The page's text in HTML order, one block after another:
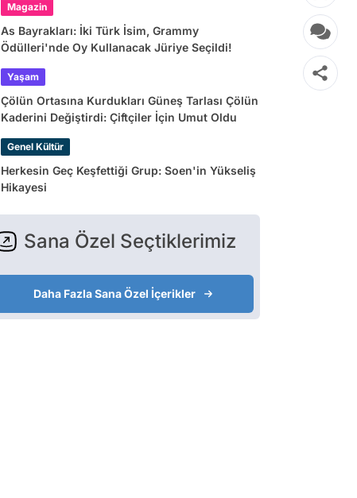
Magazin
As Bayrakları: İki Türk İsim, Grammy
Ödülleri'nde Oy Kullanacak Jüriye Seçildi!
Yaşam
Çölün Ortasına Kurdukları Güneş Tarlası Çölün
Kaderini Değiştirdi: Çiftçiler İçin Umut Oldu
Genel Kültür
Herkesin Geç Keşfettiği Grup: Soen'in Yükseliş
Hikayesi
Sana Özel Seçtiklerimiz
Daha Fazla Sana Özel İçerikler